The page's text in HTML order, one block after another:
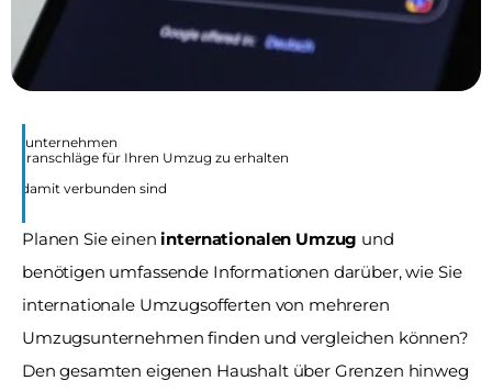
für Ihren Umzug zu erhalten
damit verbunden sind
Planen Sie einen internationalen Umzug und
benötigen umfassende Informationen darüber, wie Sie
internationale Umzugsofferten von mehreren
Umzugsunternehmen finden und vergleichen können?
Den gesamten eigenen Haushalt über Grenzen hinweg